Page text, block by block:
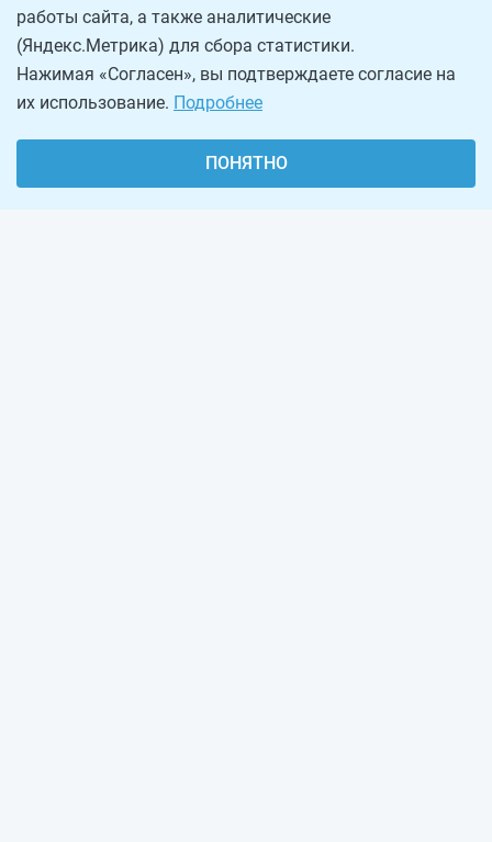
работы сайта, а также аналитические
(Яндекс.Метрика) для сбора статистики.
Нажимая «Согласен», вы подтверждаете согласие на
их использование. Подробнее
ПОНЯТНО